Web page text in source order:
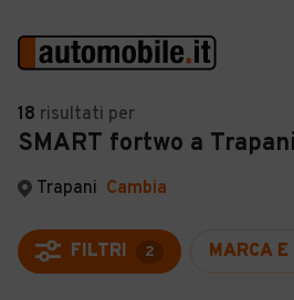
Auto
Auto usate
Auto Km 0
Auto Nuove
VENDI
MAGAZINE
ACCEDI
18 risultati per
SMART fortwo a Trapani
Trapani Cambia
FILTRI 2 MARCA E